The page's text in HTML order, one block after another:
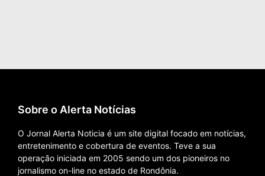
Sobre o Alerta Notícias
O Jornal Alerta Noticia é um site digital focado em notícias,
entretenimento e cobertura de eventos. Teve a sua
operação iniciada em 2005 sendo um dos pioneiros no
jornalismo on-line no estado de Rondônia.